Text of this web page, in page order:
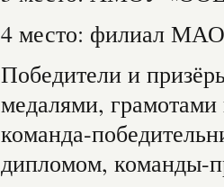
4 место: филиал
Победители и
медалями,
команда-
дипломом, команды-